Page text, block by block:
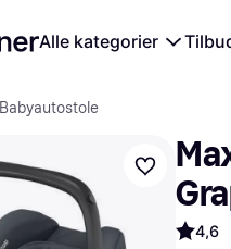
Alle kategorier
Babyautostole
4,6